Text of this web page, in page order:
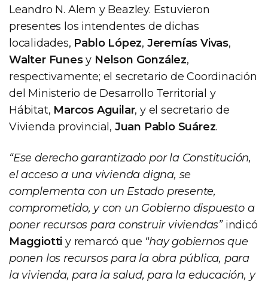
Leandro N. Alem y Beazley. Estuvieron
presentes los intendentes de dichas
localidades, Pablo López, Jeremías Vivas,
Walter Funesy Nelson González,
respectivamente; el secretario de Coordinación
del Ministerio de Desarrollo Territorial y
Hábitat, Marcos Aguilar, y el secretario de
Vivienda provincial, Juan Pablo Suárez.
“Ese derecho garantizado por la Constitución,
el acceso a una vivienda digna, se
complementa con un Estado presente,
comprometido, y con un Gobierno dispuesto a
poner recursos para construir viviendas”indicó
Maggiotti y remarcó que “hay gobiernos que
ponen los recursos para la obra pública, para
la vivienda, para la salud, para la educación, y